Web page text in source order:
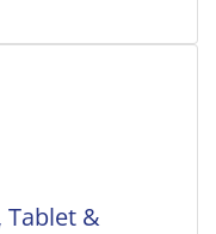
Tablet &